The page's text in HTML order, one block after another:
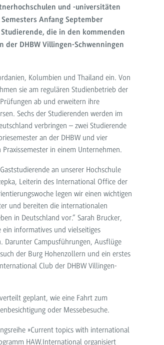
und -universitäten
Anfang September
die in den kommenden
der DHBW Villingen-Schwenningen
Kolumbien und Thailand ein. Von
sie am regulären Studienbetrieb der
ab und erweitern ihre
Sechs der Studierenden werden im
verbringen – zwei Studierende
an der DHBW und vier
in einem Unternehmen.
an unserer Hochschule
Leiterin des International Office der
legen wir einen wichtigen
und bereiten die internationalen
in Deutschland vor.“ Sarah Brucker,
informatives und vielseitiges
Darunter Campusführungen, Ausflüge
der Burg Hohenzollern und ein erstes
Club der DHBW Villingen-
geplant, wie eine Fahrt zum
oder Messebesuche.
»Current topics with international
HAW.International organisiert